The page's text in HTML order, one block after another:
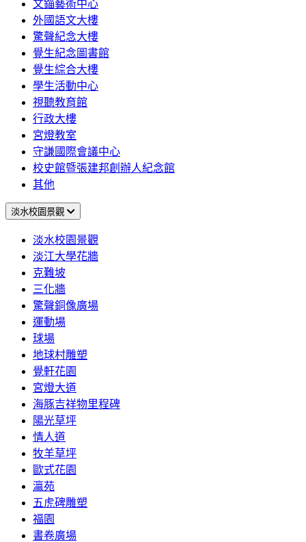
文錙藝術中心
外國語文大樓
驚聲紀念大樓
覺生紀念圖書館
覺生綜合大樓
學生活動中心
視聽教育館
行政大樓
宮燈教室
守謙國際會議中心
校史館暨張建邦創辦人紀念館
其他
淡水校園景觀
淡水校園景觀
淡江大學花牆
克難坡
三化牆
驚聲銅像廣場
運動場
球場
地球村雕塑
覺軒花園
宮燈大道
海豚吉祥物里程碑
陽光草坪
情人道
牧羊草坪
歐式花園
瀛苑
五虎碑雕塑
福園
書卷廣場